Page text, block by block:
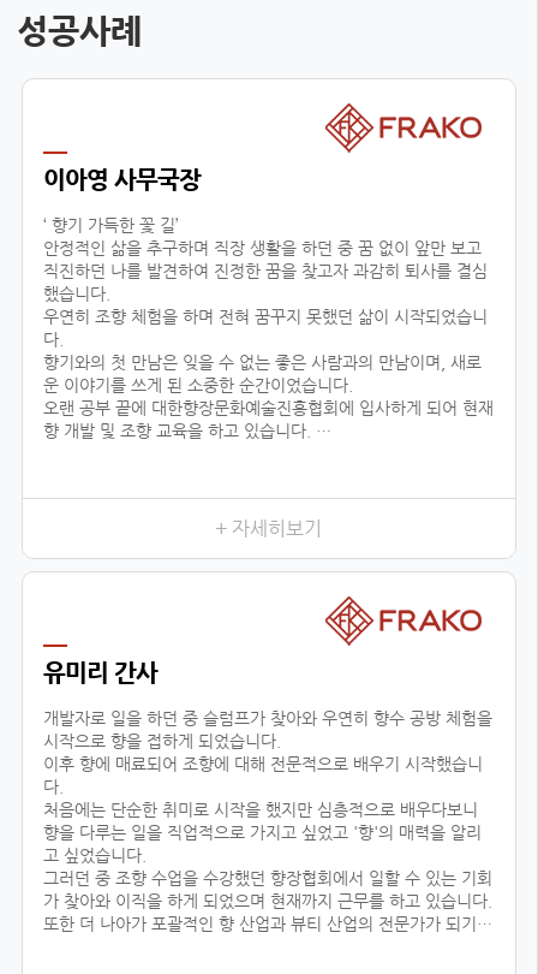
성공사례
이아영 사무국장
‘ 향기 가득한 꽃 길’
안정적인 삶을 추구하며 직장 생활을 하던 중 꿈 없이 앞만 보고
직진하던 나를 발견하여 진정한 꿈을 찾고자 과감히 퇴사를 결심
했습니다.
우연히 조향 체험을 하며 전혀 꿈꾸지 못했던 삶이 시작되었습니
다.
향기와의 첫 만남은 잊을 수 없는 좋은 사람과의 만남이며, 새로
운 이야기를 쓰게 된 소중한 순간이었습니다.
오랜 공부 끝에 대한향장문화예술진흥협회에 입사하게 되어 현재
향 개발 및 조향 교육을 하고 있습니다.
교육 시, 창작자의 의도를 파악하기 위해 교육생 분들과 긴밀한
소통을 하며, 디테일한 조향 스킬을 코칭하고 있습니다.여러분 마
삶의 향기를 마음으로 맡을 수 있는 그날까지 대한향장문화예술
+ 자세히보기
유미리 간사
개발자로 일을 하던 중 슬럼프가 찾아와 우연히 향수 공방 체험을
시작으로 향을 접하게 되었습니다.
이후 향에 매료되어 조향에 대해 전문적으로 배우기 시작했습니
다.
처음에는 단순한 취미로 시작을 했지만 심층적으로 배우다보니
향을 다루는 일을 직업적으로 가지고 싶었고 '향'의 매력을 알리
고 싶었습니다.
그러던 중 조향 수업을 수강했던 향장협회에서 일할 수 있는 기회
가 찾아와 이직을 하게 되었으며 현재까지 근무를 하고 있습니다.
또한 더 나아가 포괄적인 향 산업과 뷰티 산업의 전문가가 되기